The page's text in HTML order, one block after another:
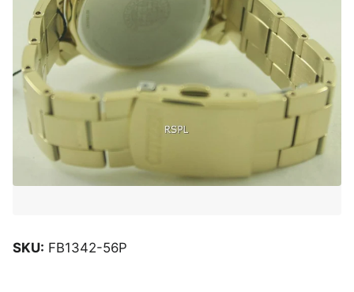
SKU: FB1342-56P